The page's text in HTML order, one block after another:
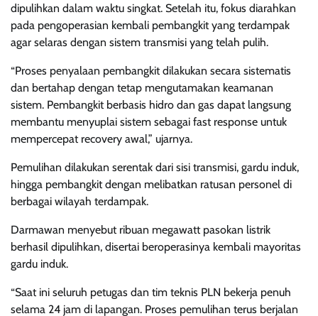
dipulihkan dalam waktu singkat. Setelah itu, fokus diarahkan
pada pengoperasian kembali pembangkit yang terdampak
agar selaras dengan sistem transmisi yang telah pulih.
“Proses penyalaan pembangkit dilakukan secara sistematis
dan bertahap dengan tetap mengutamakan keamanan
sistem. Pembangkit berbasis hidro dan gas dapat langsung
membantu menyuplai sistem sebagai fast response untuk
mempercepat recovery awal,” ujarnya.
Pemulihan dilakukan serentak dari sisi transmisi, gardu induk,
hingga pembangkit dengan melibatkan ratusan personel di
berbagai wilayah terdampak.
Darmawan menyebut ribuan megawatt pasokan listrik
berhasil dipulihkan, disertai beroperasinya kembali mayoritas
gardu induk.
“Saat ini seluruh petugas dan tim teknis PLN bekerja penuh
selama 24 jam di lapangan. Proses pemulihan terus berjalan